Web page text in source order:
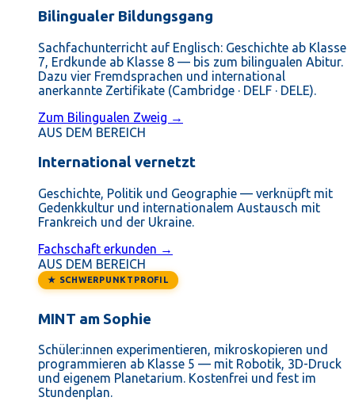
Bilingualer Bildungsgang
Sachfachunterricht auf Englisch: Geschichte ab Klasse
7, Erdkunde ab Klasse 8 — bis zum bilingualen Abitur.
Dazu vier Fremdsprachen und international
anerkannte Zertifikate (Cambridge · DELF · DELE).
Zum Bilingualen Zweig →
AUS DEM BEREICH
International vernetzt
Geschichte, Politik und Geographie — verknüpft mit
Gedenkkultur und internationalem Austausch mit
Frankreich und der Ukraine.
Fachschaft erkunden →
AUS DEM BEREICH
★ SCHWERPUNKTPROFIL
MINT am Sophie
Schüler:innen experimentieren, mikroskopieren und
programmieren ab Klasse 5 — mit Robotik, 3D-Druck
und eigenem Planetarium. Kostenfrei und fest im
Stundenplan.